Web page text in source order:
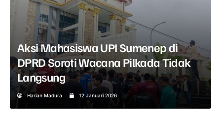
Aksi Mahasiswa UPI Sumenep di
DPRD Soroti Wacana Pilkada Tidak
Langsung
Harian Madura 12 Januari 2026